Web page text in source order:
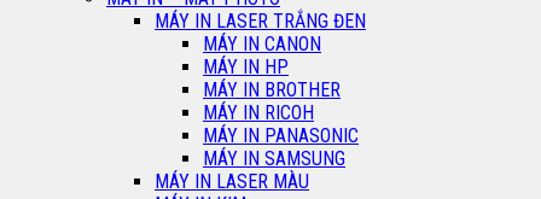
MÁY IN LASER TRẮNG ĐEN
MÁY IN CANON
MÁY IN HP
MÁY IN BROTHER
MÁY IN RICOH
MÁY IN PANASONIC
MÁY IN SAMSUNG
MÁY IN LASER MÀU